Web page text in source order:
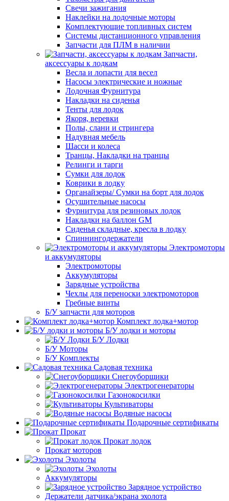
Свечи зажигания
Наклейки на лодочные моторы
Комплектующие топливных систем
Системы дистанционного управления
Запчасти для ПЛМ в наличии
Запчасти,
аксессуары к лодкам
Весла и лопасти для весел
Насосы электрические и ножные
Лодочная Фурнитура
Накладки на сиденья
Тенты для лодок
Якоря, веревки
Полы, слани и стрингера
Надувная мебель
Шасси и колеса
Транцы, Накладки на транцы
Релинги и тарги
Сумки для лодок
Коврики в лодку
Органайзеры/ Сумки на борт для лодок
Осушительные насосы
Фурнитура для резиновых лодок
Накладки на баллон GM
Сиденья складные, кресла в лодку
Спиннингодержатели
Электромоторы
и аккумуляторы
Электромоторы
Аккумуляторы
Зарядные устройства
Чехлы для переноски электромоторов
Гребные винты
Б/У запчасти для моторов
Комплект лодка+мотор
Б/У лодки и моторы
Б/У Лодки
Б/У Моторы
Б/У Комплекты
Садовая техника
Снегоуборщики
Электрогенераторы
Газонокосилки
Культиваторы
Водяные насосы
Подарочные сертификаты
Прокат
Прокат лодок
Прокат моторов
Эхолоты
Эхолоты
Аккумуляторы
Зарядное устройство
Держатели датчика/экрана эхолота